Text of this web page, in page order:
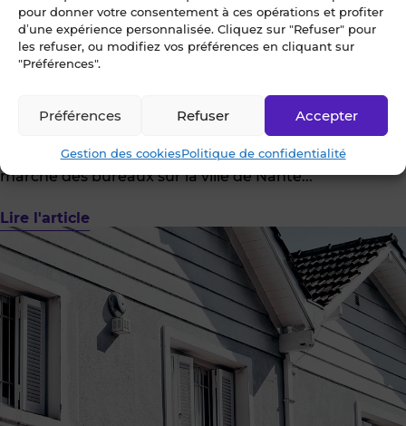
pour donner votre consentement à ces opérations et profiter
d’une expérience personnalisée. Cliquez sur "Refuser" pour
les refuser, ou modifiez vos préférences en cliquant sur
"Préférences".
Accepter
Refuser
Préférences
Gestion des cookiesPolitique de confidentialité
Achat Immobilier entreprise Location
nantais en immobilier d’entreprise : une année
record !
L’année 2022 est une année exceptionnelle pour le
marché des bureaux sur la ville de Nante...
Lire l'article